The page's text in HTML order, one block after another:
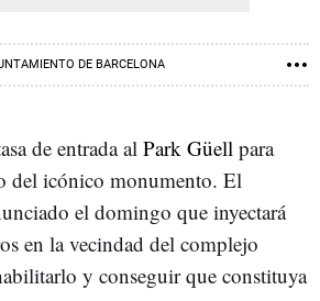
DE BARCELONA
de entrada al Park Güell para
del icónico monumento. El
el domingo que inyectará
en la vecindad del complejo
y conseguir que constituya